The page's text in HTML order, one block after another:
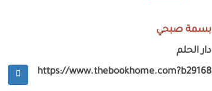
بسمة صبحي
دار الحلم
https://www.thebookhome.com?b29168